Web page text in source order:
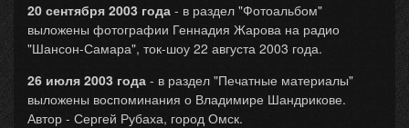
20 сентября 2003 года - в раздел "Фотоальбом"
выложены фотографии Геннадия Жарова на радио
"Шансон-Самара", ток-шоу 22 августа 2003 года.
26 июля 2003 года - в раздел "Печатные материалы"
выложены воспоминания о Владимире Шандрикове.
Автор - Сергей Рубаха, город Омск.